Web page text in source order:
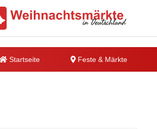
Startseite Feste & Märkte